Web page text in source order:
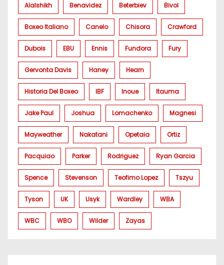
Alalshikh Benavidez Beterbiev Bivol
Boxeo Italiano Canelo Chisora Crawford
Dubois EBU Ennis Fundora Fury
Gervonta Davis Haney Hearn
Historia Del Boxeo IBF Inoue Itauma
Jake Paul Joshua Lomachenko Magnesi
Mayweather Nakatani Opetaia Ortiz
Pacquiao Parker Rodriguez Ryan Garcia
Spence Stevenson Teofimo Lopez Tszyu
Tyson UK Usyk Wardley WBA
WBC WBO Wilder Zayas